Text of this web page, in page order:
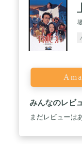
みんなのレビ
まだレビューは